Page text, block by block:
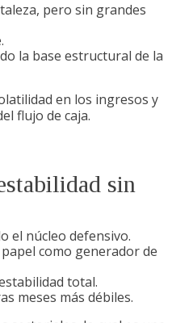
pero sin grandes
la base estructural de la
en los ingresos y
flujo de caja.
sin
el núcleo defensivo.
como generador de
total.
meses más débiles.